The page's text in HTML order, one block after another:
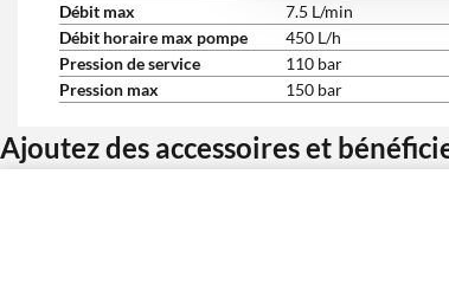
Débit max
7.5 L/min
Débit horaire max pompe
450 L/h
Pression de service
110 bar
Pression max
150 bar
Ajoutez des accessoires et